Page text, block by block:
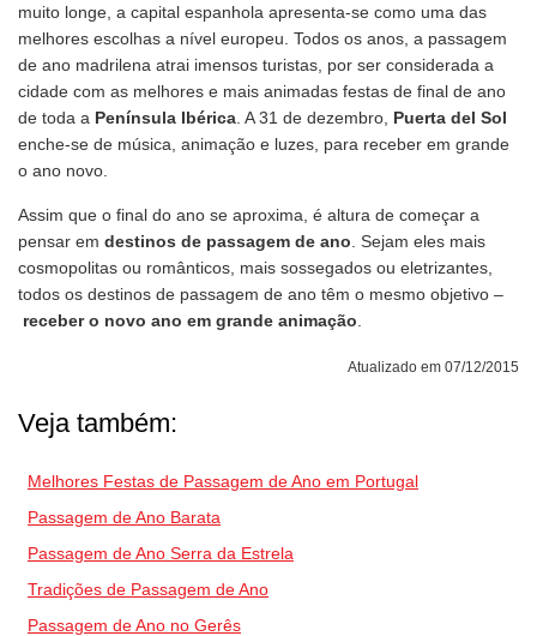
muito longe, a capital espanhola apresenta-se como uma das
melhores escolhas a nível europeu. Todos os anos, a passagem
de ano madrilena atrai imensos turistas, por ser considerada a
cidade com as melhores e mais animadas festas de final de ano
de toda a Península Ibérica . A 31 de dezembro, Puerta del Sol
enche-se de música, animação e luzes, para receber em grande
o ano novo.
Assim que o final do ano se aproxima, é altura de começar a
pensar em destinos de passagem de ano . Sejam eles mais
cosmopolitas ou românticos, mais sossegados ou eletrizantes,
todos os destinos de passagem de ano têm o mesmo objetivo –
receber o novo ano em grande animação
Atualizado em 07/12/2015
Veja também:
Melhores Festas de Passagem de Ano em Portugal
Passagem de Ano Barata
Passagem de Ano Serra da Estrela
Tradições de Passagem de Ano
Passagem de Ano no Gerês